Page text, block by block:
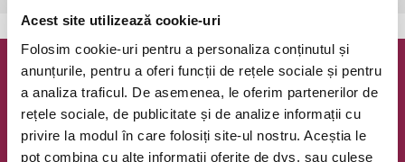
Acest site utilizează cookie-uri
Folosim cookie-uri pentru a personaliza conținutul și
anunțurile, pentru a oferi funcții de rețele sociale și pentru
a analiza traficul. De asemenea, le oferim partenerilor de
rețele sociale, de publicitate și de analize informații cu
privire la modul în care folosiți site-ul nostru. Aceștia le
pot combina cu alte informații oferite de dvs. sau culese
Newsletter @ Bilete.ro
Oferte exclusive si o editie saptamanala cu cele mai noi
evenimente.